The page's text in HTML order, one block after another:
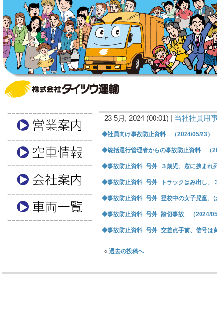
23 5月, 2024 (00:01) | 当社社員用
◆社員向け事故防止資料 （2024/05/23）
◆統括運行管理者からの事故防止資料 （
◆事故防止資料_号外_３歳児、窓に挟ま
◆事故防止資料_号外_トラックはみ出し
◆事故防止資料_号外_登校中の女子児童
◆事故防止資料_号外_踏切事故 （2024/
◆事故防止資料_号外_交差点手前、信号
« 過去の投稿へ